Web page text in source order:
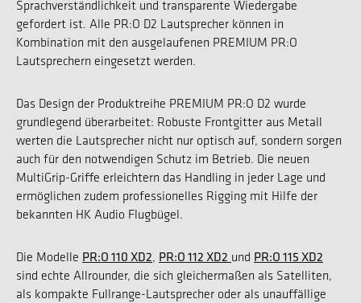
Sprachverständlichkeit und transparente Wiedergabe
gefordert ist. Alle PR:O D2 Lautsprecher können in
Kombination mit den ausgelaufenen PREMIUM PR:O
Lautsprechern eingesetzt werden.
Das Design der Produktreihe PREMIUM PR:O D2 wurde
grundlegend überarbeitet: Robuste Frontgitter aus Metall
werten die Lautsprecher nicht nur optisch auf, sondern sorgen
auch für den notwendigen Schutz im Betrieb. Die neuen
MultiGrip-Griffe erleichtern das Handling in jeder Lage und
ermöglichen zudem professionelles Rigging mit Hilfe der
bekannten HK Audio Flugbügel.
Die Modelle PR:O 110 XD2, PR:O 112 XD2 und PR:O 115 XD2
sind echte Allrounder, die sich gleichermaßen als Satelliten,
als kompakte Fullrange-Lautsprecher oder als unauffällige